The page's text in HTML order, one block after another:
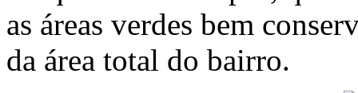
as áreas verdes bem
da área total do bairro.